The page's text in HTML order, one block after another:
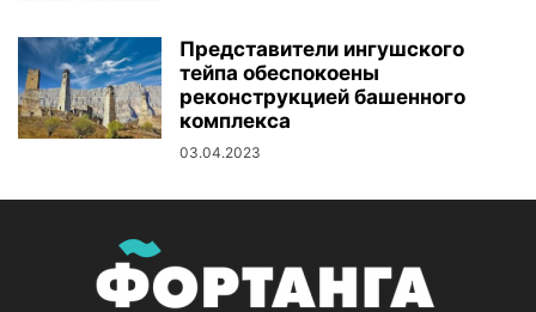
Представители ингушского
тейпа обеспокоены
реконструкцией башенного
комплекса
03.04.2023